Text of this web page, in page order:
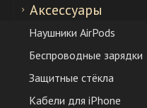
Аксессуары
Наушники AirPods
Беспроводные зарядки
Защитные стёкла
Кабели для iPhone